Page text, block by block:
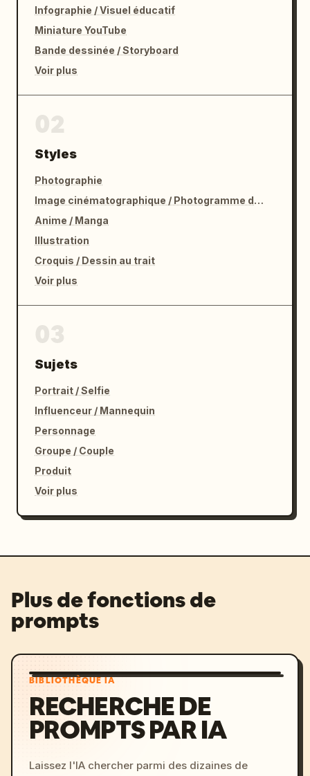
Infographie / Visuel éducatif
Miniature YouTube
Bande dessinée / Storyboard
Voir plus
Styles
Photographie
Image cinématographique / Photogramme de film
Anime / Manga
Illustration
Croquis / Dessin au trait
Voir plus
Sujets
Portrait / Selfie
Influenceur / Mannequin
Personnage
Groupe / Couple
Produit
Voir plus
Plus de fonctions de
prompts
BIBLIOTHÈQUE IA
RECHERCHE DE
PROMPTS PAR IA
Laissez l'IA chercher parmi des dizaines de